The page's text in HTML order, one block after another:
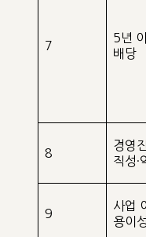
7
5년
배당
8
경영
직성·
9
사업
용이성